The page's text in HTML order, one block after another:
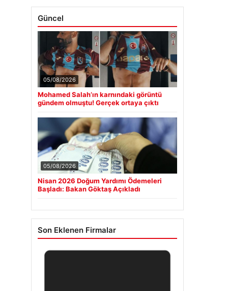
Güncel
05/08/2026
Mohamed Salah’ın karnındaki görüntü
gündem olmuştu! Gerçek ortaya çıktı
05/08/2026
Nisan 2026 Doğum Yardımı Ödemeleri
Başladı: Bakan Göktaş Açıkladı
Son Eklenen Firmalar